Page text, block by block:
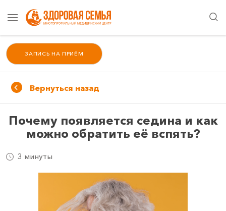
ЗАПИСЬ НА ПРИЁМ
Вернуться назад
Почему появляется седина и как
можно обратить её вспять?
3 минуты